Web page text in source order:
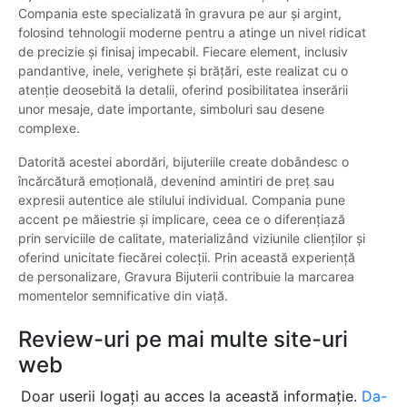
Compania este specializată în gravura pe aur și argint,
folosind tehnologii moderne pentru a atinge un nivel ridicat
de precizie și finisaj impecabil. Fiecare element, inclusiv
pandantive, inele, verighete și brățări, este realizat cu o
atenție deosebită la detalii, oferind posibilitatea inserării
unor mesaje, date importante, simboluri sau desene
complexe.
Datorită acestei abordări, bijuteriile create dobândesc o
încărcătură emoțională, devenind amintiri de preț sau
expresii autentice ale stilului individual. Compania pune
accent pe măiestrie și implicare, ceea ce o diferențiază
prin serviciile de calitate, materializând viziunile clienților și
oferind unicitate fiecărei colecții. Prin această experiență
de personalizare, Gravura Bijuterii contribuie la marcarea
momentelor semnificative din viață.
Review-uri pe mai multe site-uri
web
Doar userii logați au acces la această informație. Da-